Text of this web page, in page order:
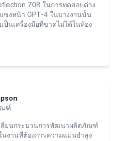
70B ในการทดสอบต่าง
ซงหน้า GPT-4 ในบางงานนั้น
ป็นเครื่องมือที่ขาดไม่ได้ในห้อง
ณฑ์
ลี่ยนกระบวนการพัฒนาผลิตภัณฑ์
นงานที่ต้องการความแม่นยำสูง